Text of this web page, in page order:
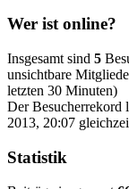
Wer ist online?
Insgesamt sind 5
unsichtbare
letzten 30 Minuten)
Der Besucherrekord
2013, 20:07
Statistik